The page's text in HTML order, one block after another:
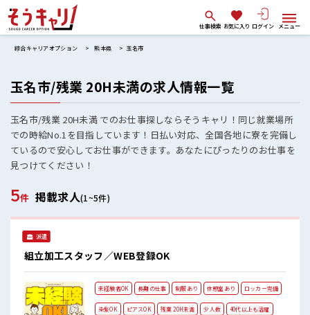
仕事検索 お気に入り ログイン メニュー
綜合キャリアオプション 熊本県 玉名市
玉名市/残業 20H未満の求人情報一覧
玉名市/残業 20H未満 でのお仕事探しならそうキャリ！同じ就業場所
での時給No.1を目指しています！日払い対応、全国各地に寮を完備し
ているので安心してお仕事ができます。あなたにぴったりのお仕事を
見つけてください！
5件 掲載求人(1~5件)
派遣
組立加工スタッフ／WEB登録OK
未経験者OK 長期の仕事 制服あり 休憩室あり ロッカー完備
染髪OK ピアスOK 残業 20H未満 少人数 40代以上も活躍